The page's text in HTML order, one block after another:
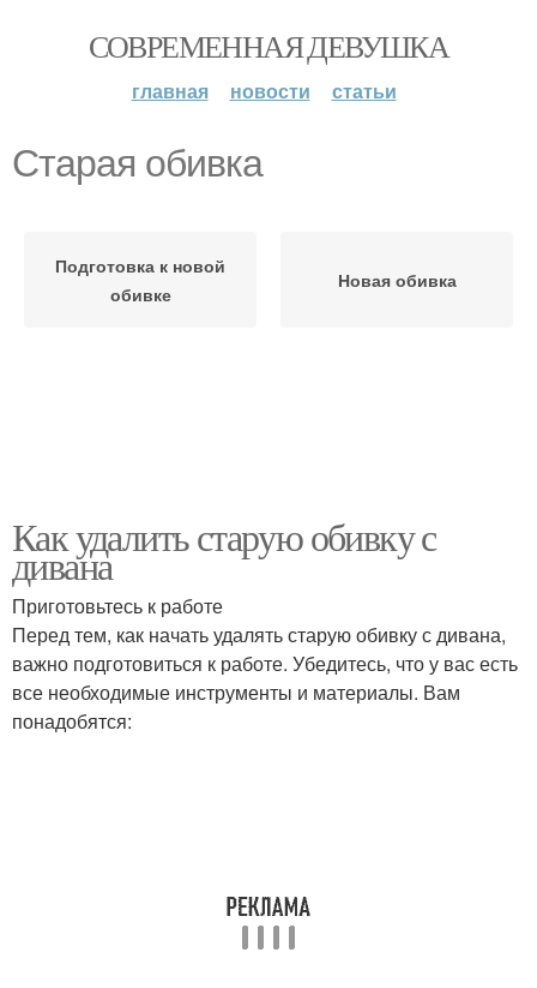
СОВРЕМЕННАЯ ДЕВУШКА
главная новости статьи
Старая обивка
Подготовка к новой
обивке
Новая обивка
Как удалить старую обивку с
дивана
Приготовьтесь к работе
Перед тем, как начать удалять старую обивку с дивана,
важно подготовиться к работе. Убедитесь, что у вас есть
все необходимые инструменты и материалы. Вам
понадобятся: